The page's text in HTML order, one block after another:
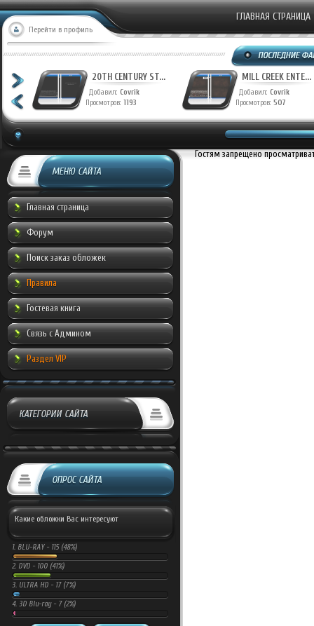
Перейти в профиль
ГЛАВНАЯ СТРАНИЦА
20TH CENTURY ST...
Добавил: Covrik
Просмотров: 1193
MILL CREEK ENTE...
Добавил: Covrik
Просмотров: 507
МЕНЮ САЙТА
Главная страница
Форум
Поиск заказ обложек
Правила
Гостевая книга
Связь с Админом
Раздел VIP
КАТЕГОРИИ САЙТА
ОПРОС САЙТА
Какие обложки Вас интересуют
1. BLU-RAY - 115 (48%)
2. DVD - 100 (41%)
3. ULTRA HD - 17 (7%)
4. 3D Blu-ray - 7 (2%)
Гостям запрещено